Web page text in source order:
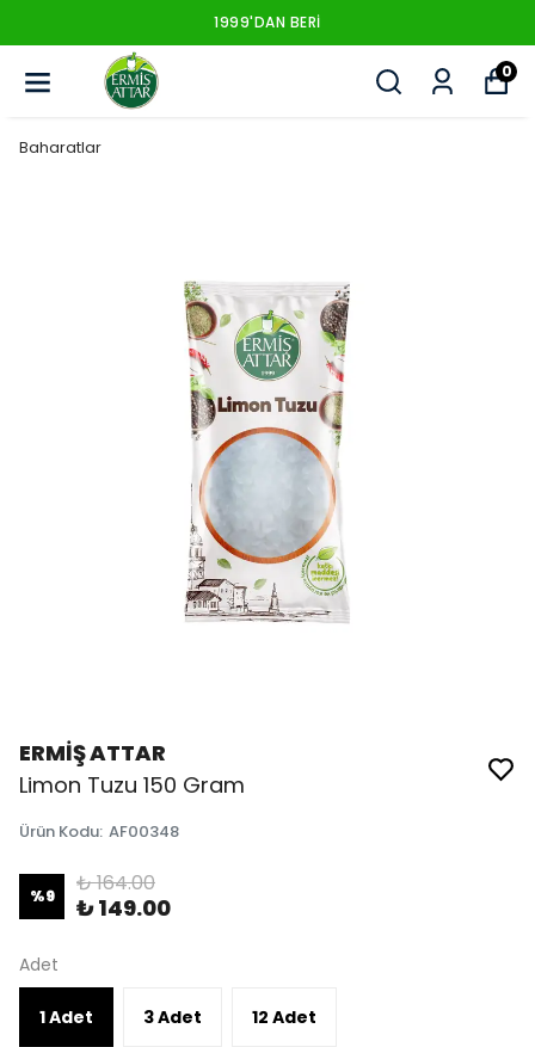
1999'DAN BERI
0
Baharatlar
ERMİŞ ATTAR
Limon Tuzu 150 Gram
Ürün Kodu: AF00348
%9 ₺ 164.00
₺ 149.00
Adet
1 Adet 3 Adet 12 Adet